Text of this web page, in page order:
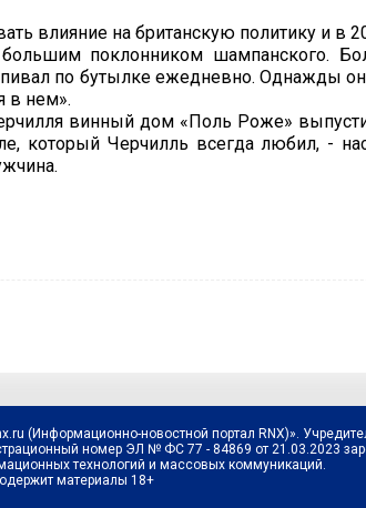
влияние на британскую политику и в
поклонником шампанского.
по бутылке ежедневно. Однажды
в нем».
винный дом «Поль Роже»
который Черчилль всегда любил, -
(Информационно-новостной портал RNX)».
номер ЭЛ № ФС 77 - 84869 от 21.03.2023
технологий и массовых коммуникаций.
материалы 18+